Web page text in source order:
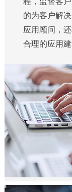
的为客户解
应用顾问，
合理的应用